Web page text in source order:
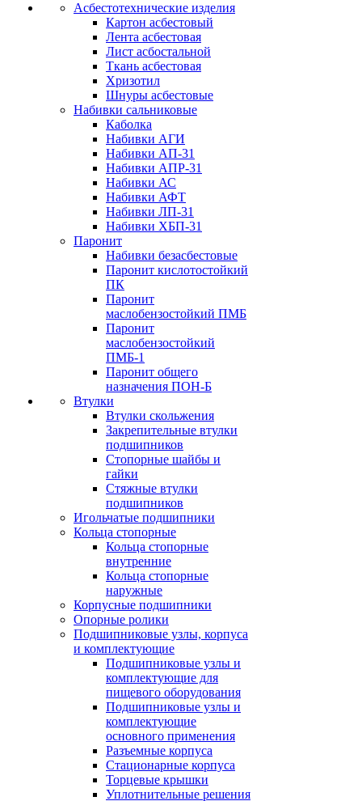
Асбестотехнические изделия
Картон асбестовый
Лента асбестовая
Лист асбостальной
Ткань асбестовая
Хризотил
Шнуры асбестовые
Набивки сальниковые
Каболка
Набивки АГИ
Набивки АП-31
Набивки АПР-31
Набивки АС
Набивки АФТ
Набивки ЛП-31
Набивки ХБП-31
Паронит
Набивки безасбестовые
Паронит кислотостойкий
ПК
Паронит
маслобензостойкий ПМБ
Паронит
маслобензостойкий
ПМБ-1
Паронит общего
назначения ПОН-Б
Втулки
Втулки скольжения
Закрепительные втулки
подшипников
Стопорные шайбы и
гайки
Стяжные втулки
подшипников
Игольчатые подшипники
Кольца стопорные
Кольца стопорные
внутренние
Кольца стопорные
наружные
Корпусные подшипники
Опорные ролики
Подшипниковые узлы, корпуса
и комплектующие
Подшипниковые узлы и
комплектующие для
пищевого оборудования
Подшипниковые узлы и
комплектующие
основного применения
Разъемные корпуса
Стационарные корпуса
Торцевые крышки
Уплотнительные решения